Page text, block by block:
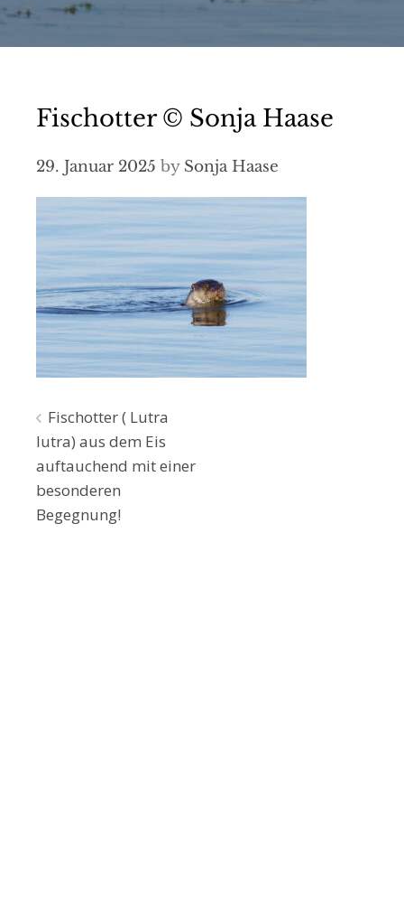
Fischotter © Sonja Haase
29. Januar 2025 by Sonja Haase
Beitragsnavigation
Fischotter ( Lutra
lutra) aus dem Eis
auftauchend mit einer
besonderen
Begegnung!